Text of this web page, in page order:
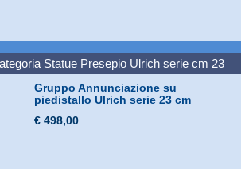
Statue Presepio Ulrich serie cm 23
Gruppo Annunciazione su
piedistallo Ulrich serie 23 cm
€ 498,00